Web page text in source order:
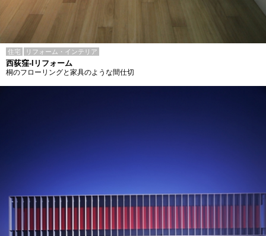
住宅 リフォーム・インテリア
西荻窪-Iリフォーム
桐のフローリングと家具のような間仕切